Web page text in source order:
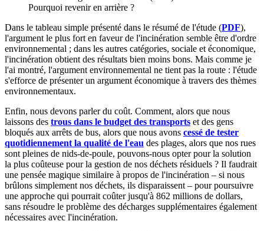
Pourquoi revenir en arrière ?
Dans le tableau simple présenté dans le résumé de l'étude (PDF),
l'argument le plus fort en faveur de l'incinération semble être d'ordre
environnemental ; dans les autres catégories, sociale et économique,
l'incinération obtient des résultats bien moins bons. Mais comme je
l'ai montré, l'argument environnemental ne tient pas la route : l'étude
s'efforce de présenter un argument économique à travers des thèmes
environnementaux.
Enfin, nous devons parler du coût. Comment, alors que nous
laissons des trous dans le budget des transports et des gens
bloqués aux arrêts de bus, alors que nous avons cessé de tester
quotidiennement la qualité de l'eau des plages, alors que nos rues
sont pleines de nids-de-poule, pouvons-nous opter pour la solution
la plus coûteuse pour la gestion de nos déchets résiduels ? Il faudrait
une pensée magique similaire à propos de l'incinération – si nous
brûlons simplement nos déchets, ils disparaissent – pour poursuivre
une approche qui pourrait coûter jusqu'à 862 millions de dollars,
sans résoudre le problème des décharges supplémentaires également
nécessaires avec l'incinération.